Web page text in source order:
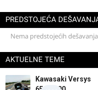
PREDSTOJEĆA
Nema predstojećih
AKTUELNE TEME
Kawasaki Versys